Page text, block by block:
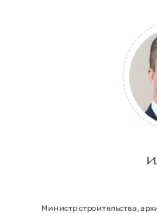
Министр строительства,